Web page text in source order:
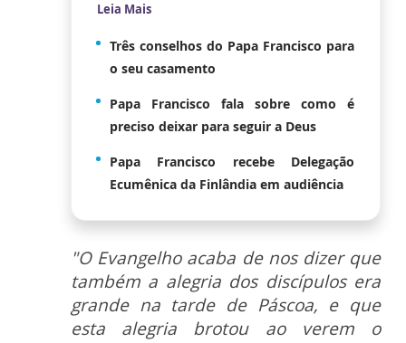
Leia Mais
Três conselhos do Papa Francisco para
o seu casamento
Papa Francisco fala sobre como é
preciso deixar para seguir a Deus
Papa Francisco recebe Delegação
Ecumênica da Finlândia em audiência
"O Evangelho acaba de nos dizer que
também a alegria dos discípulos era
grande na tarde de Páscoa, e que
esta alegria brotou ao verem o